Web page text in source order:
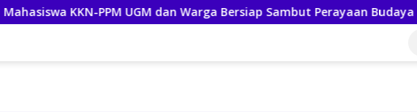
PPM UGM dan Warga Bersiap Sambut Perayaan Budaya Banggai